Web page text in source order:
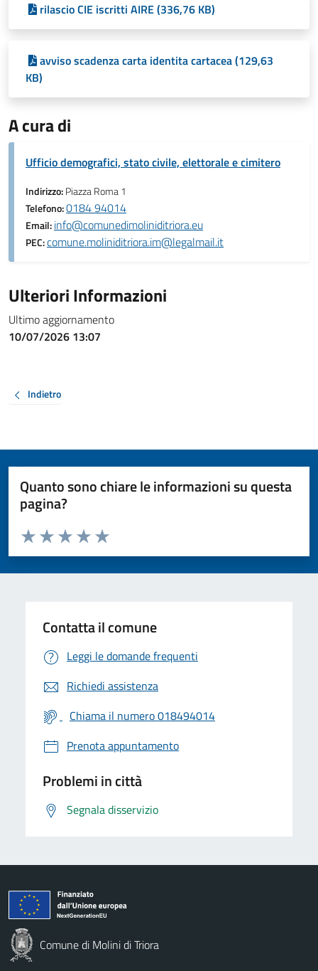
rilascio CIE iscritti AIRE (336,76 KB)
avviso scadenza carta identita cartacea (129,63
KB)
A cura di
Ufficio demografici, stato civile, elettorale e cimitero
Indirizzo:Piazza Roma 1
Telefono:0184 94014
Email:info@comunedimoliniditriora.eu
PEC:comune.moliniditriora.im@legalmail.it
Ulteriori Informazioni
Ultimo aggiornamento
10/07/2026 13:07
Indietro
Quanto sono chiare le informazioni su questa
pagina?
Valuta da 1 a 5 stelle la pagina
Valuta 5 stelle su 5
Valuta 4 stelle su 5
Valuta 3 stelle su 5
Valuta 2 stelle su 5
Valuta 1 stelle su 5
Contatta il comune
Leggi le domande frequenti
Richiedi assistenza
Chiama il numero 018494014
Prenota appuntamento
Problemi in città
Segnala disservizio
Comune di Molini di Triora